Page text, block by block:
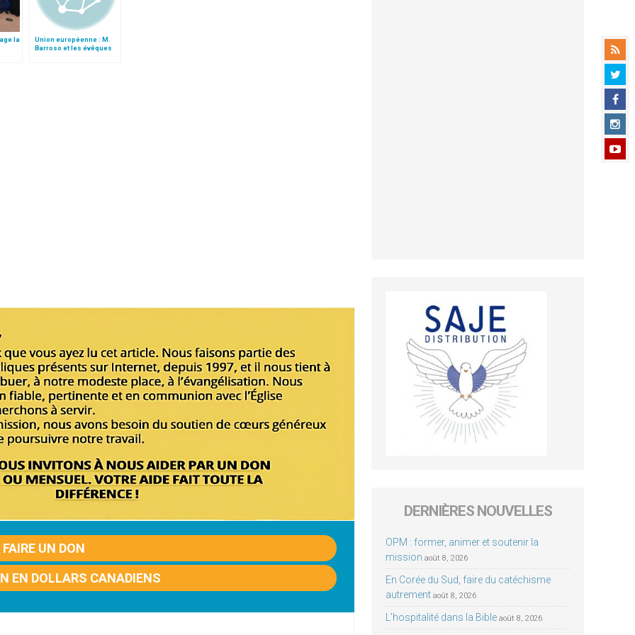
la
Union européenne : M.
Barroso et les évêques
FAIRE UN DON
EN DOLLARS CANADIENS
DERNIÈRES NOUVELLES
OPM : former, animer et soutenir la
mission août 8, 2026
En Corée du Sud, faire du catéchisme
autrement août 8, 2026
L’hospitalité dans la Bible août 8, 2026